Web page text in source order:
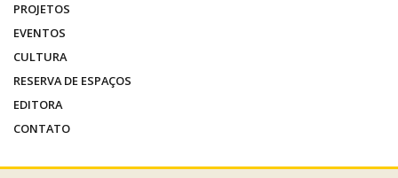
PROJETOS
EVENTOS
CULTURA
RESERVA DE ESPAÇOS
EDITORA
CONTATO